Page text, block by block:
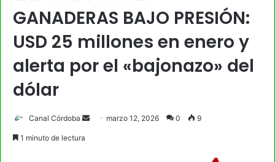
GANADERAS BAJO PRESIÓN:
USD 25 millones en enero y
alerta por el «bajonazo» del
dólar
Canal Córdoba
Send marzo 12, 2026 0 9
1 minuto de lectura